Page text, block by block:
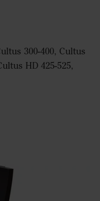
300-400, Cultus
HD 425-525,